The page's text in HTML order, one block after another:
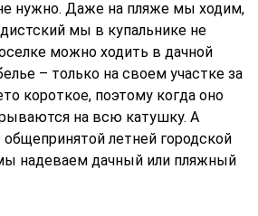
нужно. Даже на пляже мы ходим,
мы в купальнике не
можно ходить в дачной
– только на своем участке за
короткое, поэтому когда оно
на всю катушку. А
общепринятой летней городской
надеваем дачный или пляжный